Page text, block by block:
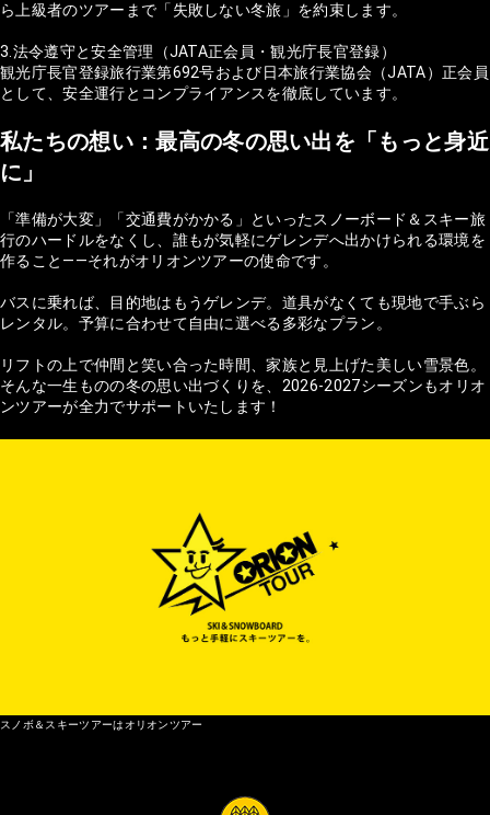
ら上級者のツアーまで「失敗しない冬旅」を約束します。
3.法令遵守と安全管理（JATA正会員・観光庁長官登録）
観光庁長官登録旅行業第692号および日本旅行業協会（JATA）正会員
として、安全運行とコンプライアンスを徹底しています。
私たちの想い：最高の冬の思い出を「もっと身近
に」
「準備が大変」「交通費がかかる」といったスノーボード＆スキー旅
行のハードルをなくし、誰もが気軽にゲレンデへ出かけられる環境を
作ること——それがオリオンツアーの使命です。
バスに乗れば、目的地はもうゲレンデ。道具がなくても現地で手ぶら
レンタル。予算に合わせて自由に選べる多彩なプラン。
リフトの上で仲間と笑い合った時間、家族と見上げた美しい雪景色。
そんな一生ものの冬の思い出づくりを、2026-2027シーズンもオリオ
ンツアーが全力でサポートいたします！
スノボ＆スキーツアーはオリオンツアー